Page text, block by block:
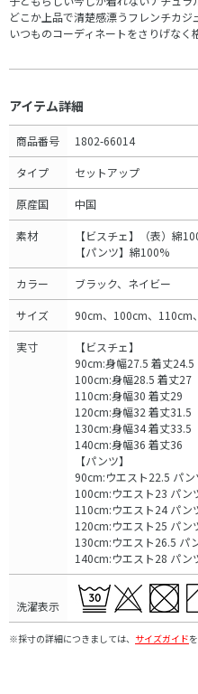
どこか上品で清楚感漂うフレンチカジ
いつものコーディネートをさりげなく
アイテム詳細
商品番号 1802-66014
タイプ セットアップ
原産国 中国
素材
【ビスチェ】（表）綿
【パンツ】綿100%
カラー ブラック、ネイビー
サイズ 90cm、100cm、110cm
実寸
【ビスチェ】
90cm:身幅27.5 着丈24.5
100cm:身幅28.5 着丈27
110cm:身幅30 着丈29
120cm:身幅32 着丈31.5
130cm:身幅34 着丈33.5
140cm:身幅36 着丈36
【パンツ】
90cm:ウエスト22.5 パ
100cm:ウエスト23 パン
110cm:ウエスト24 パン
120cm:ウエスト25 パン
130cm:ウエスト26.5 パ
140cm:ウエスト28 パン
洗濯表示
※採寸の詳細につきましては、 サイズガイド